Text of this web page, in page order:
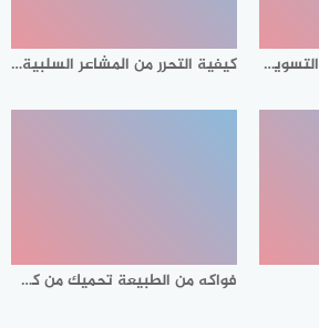
كيف اتخلص من الكسل و التسويف و المماطلة ؟ كيفية التحرر من المشاعر السلبية والقضاء عليها بالطريقة الصحيحة؟
فواكه من الطبيعة تحميك من كل الأمراض